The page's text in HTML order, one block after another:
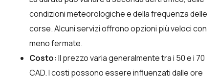
condizioni meteorologiche e della frequenza delle
corse. Alcuni servizi offrono opzioni più veloci con
meno fermate.
Costo: Il prezzo varia generalmente tra i 50 e i 70
CAD. I costi possono essere influenzati dalle ore